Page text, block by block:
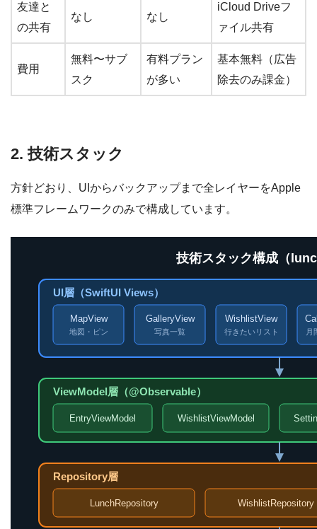
友達と
の共有
なし なし
iCloud Driveフ
ァイル共有
費用
無料〜サブ
スク
有料プラン
が多い
基本無料（広告
除去のみ課金）
2. 技術スタック
方針どおり、UIからバックアップまで全レイヤーをApple
標準フレームワークのみで構成しています。
技術スタック構成（
UI層（SwiftUI Views）
MapView
地図・ピン
GalleryView
写真一覧
WishlistView
行きたいリスト 月
ViewModel層（@Observable）
EntryViewModel WishlistViewModel
Repository層
LunchRepository WishlistRepository